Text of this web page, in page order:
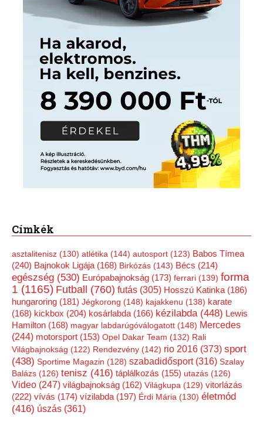
Címkék
asztalitenisz (130) atlétika (144) autosport (123) Babos Tímea
(240) Bajnokok Ligája(168) Birkózás (143) Bécs (214)
egészség (530) Európabajnokság (173) ferrari (139) forma
1 (1165) Futball (760) futás (305) Hosszú Katinka(186)
hungaroring (181) Jégkorong (148) kajakkenu (138) karate
(168) kickbox (204) kosárlabda(166) kézilabda(448) Lewis
Hamilton (168) magyar labdarúgóválogatott (148) Mercedes
(244) motorsport (153) Opel Dakar Team (132) Rali
Világbajnokság (122) Rendezvény (142) rio 2016 (373) sport
(438) Sportime Magazin (128) szabadidősport(316) Szalay
Balázs (126) tenisz (416) táplálkozás (155) utazás (126)
Video (247) világbajnokság (162) Világkupa (129) vitorlázás
(222) vívás (174) vízilabda (197) Érdi Mária (130) életmód
(416) úszás (361)